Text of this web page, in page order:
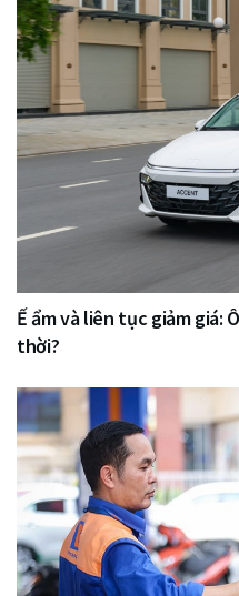
Ế ẩm và liên tục giảm giá:
thời?